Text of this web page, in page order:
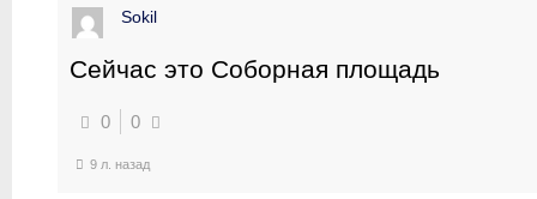
Sokil
Сейчас это Соборная площадь
0 0
9 л. назад